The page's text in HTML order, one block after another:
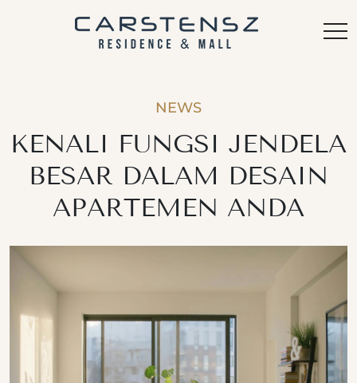
NEWS
KENALI FUNGSI JENDELA
BESAR DALAM DESAIN
APARTEMEN ANDA